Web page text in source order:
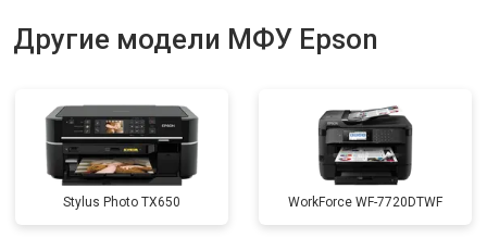
Другие модели МФУ Epson
Stylus Photo TX650 WorkForce WF-7720DTWF